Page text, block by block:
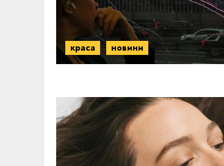
краса новини